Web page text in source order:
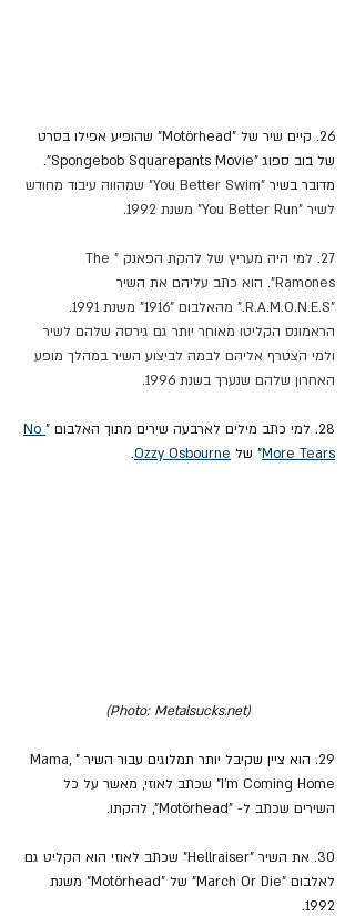
26. קיים שיר של "Motörhead" שהופיע אפילו בסרט
של בוב ספוג "Spongebob Squarepants Movie".
מדובר בשיר
"You Better Swim" שמהווה עיבוד מחודש
לשיר "You Better Run" משנת 1992.
27. למי היה מעריץ של להקת הפאנק "The
Ramones". הוא כתב עליהם את השיר
"R.A.M.O.N.E.S." מהאלבום "1916" משנת 1991.
הראמונס הקליטו מאוחר יותר גם גירסה שלהם לשיר
ולמי הצטרף אליהם לבמה לביצוע השיר במהלך מופע
האחרון שלהם שנערך בשנת 1996.
28. למי כתב מילים לארבעה שירים מתוך האלבום "
No
More Tears" של Ozzy Osbourne
.
(Photo: Metalsucks.net)
29. הוא ציין שקיבל יותר תמלוגים עבור השיר " Mama,
I'm Coming Home" שכתב לאוזי, מאשר על כל
השירים שכתב ל- "Motörhead", להקתו.
30. את השיר "Hellraiser" שכתב לאוזי הוא הקליט גם
לאלבום "March Or Die" של "Motörhead" משנת
1992.